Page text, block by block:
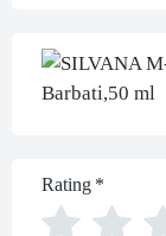
Rating *